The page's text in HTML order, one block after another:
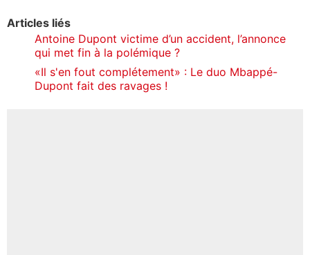
Articles liés
Antoine Dupont victime d’un accident, l’annonce
qui met fin à la polémique ?
«Il s'en fout complétement» : Le duo Mbappé-
Dupont fait des ravages !